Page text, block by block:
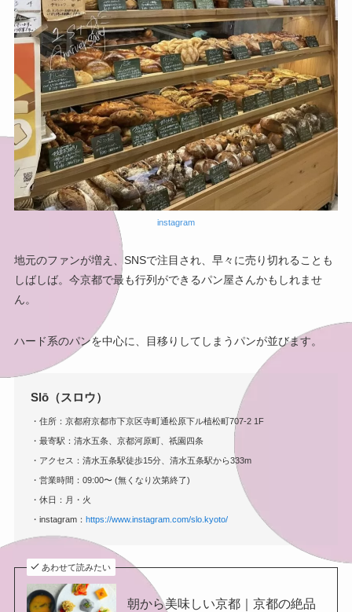
instagram
地元のファンが増え、SNSで注目され、早々に売り切れることも
しばしば。今京都で最も行列ができるパン屋さんかもしれませ
ん。
ハード系のパンを中心に、目移りしてしまうパンが並びます。
Slō（スロウ）
・住所：京都府京都市下京区寺町通松原下ル植松町707-2 1F
・最寄駅：清水五条、京都河原町、祇園四条
・アクセス：清水五条駅徒歩15分、清水五条駅から333m
・営業時間：09:00〜 (無くなり次第終了)
・休日：月・火
・instagram： https://www.instagram.com/slo.kyoto/
あわせて読みたい
朝から美味しい京都｜京都の絶品